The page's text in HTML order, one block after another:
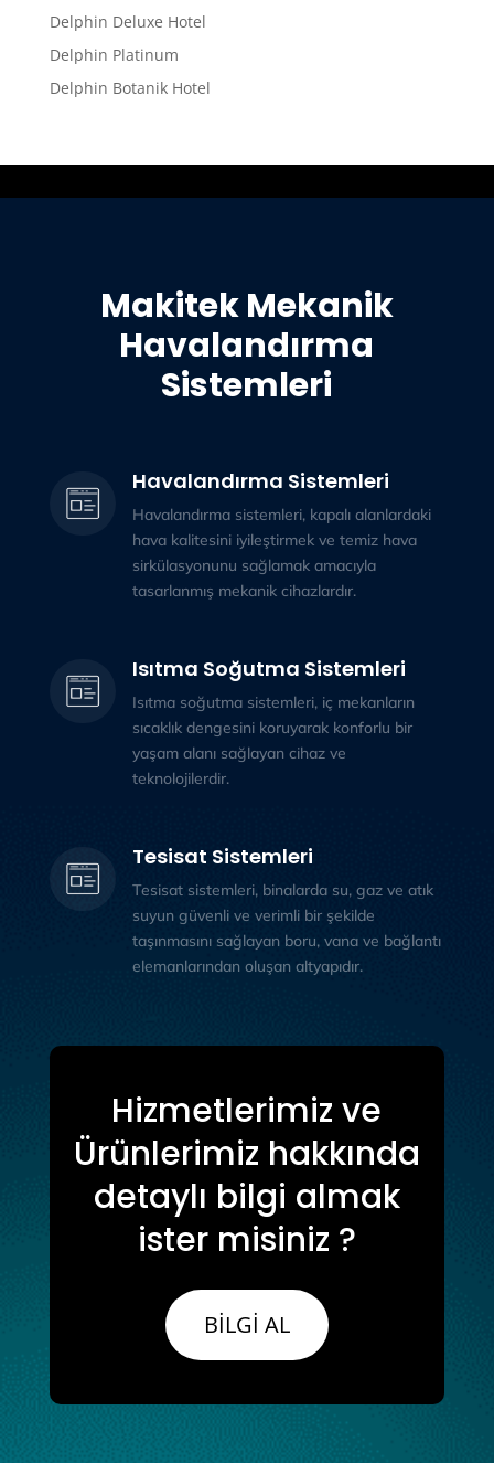
Delphin Deluxe Hotel
Delphin Platinum
Delphin Botanik Hotel
Makitek Mekanik
Havalandırma
Sistemleri
Havalandırma Sistemleri
Havalandırma sistemleri, kapalı alanlardaki
hava kalitesini iyileştirmek ve temiz hava
sirkülasyonunu sağlamak amacıyla
tasarlanmış mekanik cihazlardır.
Isıtma Soğutma Sistemleri
Isıtma soğutma sistemleri, iç mekanların
sıcaklık dengesini koruyarak konforlu bir
yaşam alanı sağlayan cihaz ve
teknolojilerdir.
Tesisat Sistemleri
Tesisat sistemleri, binalarda su, gaz ve atık
suyun güvenli ve verimli bir şekilde
taşınmasını sağlayan boru, vana ve bağlantı
elemanlarından oluşan altyapıdır.
Hizmetlerimiz ve
Ürünlerimiz hakkında
detaylı bilgi almak
ister misiniz ?
BİLGİ AL